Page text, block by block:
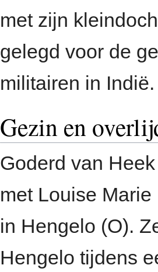
met zijn
gelegd voor de
militairen in Indië.
Gezin en
Goderd van
met Louise
in Hengelo (O).
Hengelo tijdens